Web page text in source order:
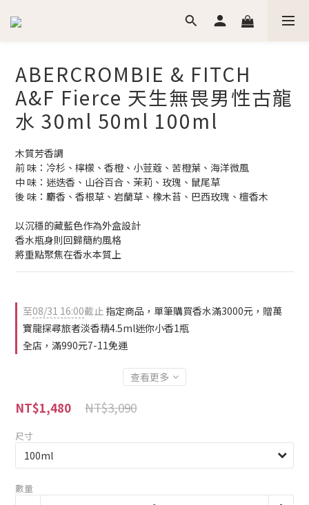
ABERCROMBIE & FITCH
A&F Fierce 天生無畏男性古龍
水 30ml 50ml 100ml
木質芳香調
前 味：冷杉、檸檬、香橙、小荳蔻、苦橙葉、海洋微風
中 味：迷迭香、山谷百合、茉莉、玫瑰、鼠尾草
後 味：麝香、香根草、岩蘭草、橡木苔、巴西玫瑰、檀香木
以沉穩的藏藍色作為外盒設計
香水瓶身則回歸簡約風格
將重點聚焦在香水本質上
至08/31 16:00截止 指定商品，單筆購買香水滿3000元，贈萬
寶龍探尋旅者淡香精4.5ml迷你小香1瓶
全店，滿990元7-11免運
查看更多
NT$3,090
NT$1,480
尺寸
數量